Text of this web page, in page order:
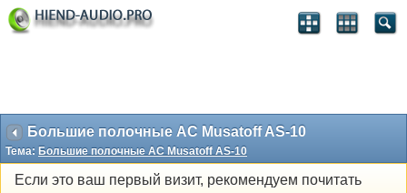
Большие полочные АС Musatoff AS-10
Тема: Большие полочные АС Musatoff AS-10
Если это ваш первый визит, рекомендуем почитать